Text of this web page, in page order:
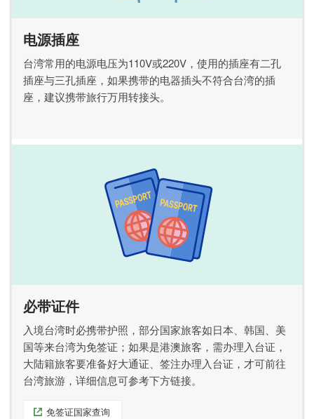
电源插座
台湾常用的电源电压为110V或220V，使用的插座有二孔
插座与三孔插座，如果携带的电器插头不符合台湾的插
座，建议携带旅行万用转接头。
必带证件
入境台湾时必携带护照，部分国家旅客如日本、韩国、美
国等来台湾为免签证；如果是港澳旅客，需办理入台证，
大陆籍旅客要准备好大通证、签注办理入台证，才可前往
台湾旅游，详细信息可参考下方链接。
免签证国家查询